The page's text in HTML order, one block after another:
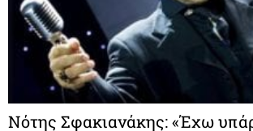
Νότης Σφακιανάκης: «Έχω